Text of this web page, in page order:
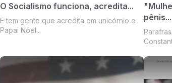
O Socialismo funciona, acredita...
E tem gente que acredita em unicórnio e
Papai Noel...
pênis...